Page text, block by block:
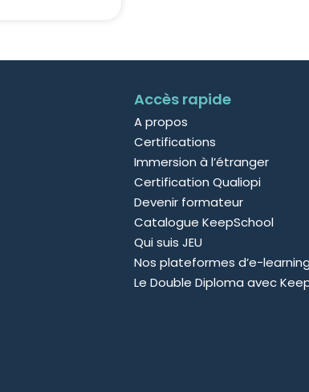
Accès rapide
A propos
Certifications
Immersion à l’étranger
Certification Qualiopi
Devenir formateur
Catalogue KeepSchool
Qui suis JEU
Nos plateformes d’e-learning
Le Double Diploma avec